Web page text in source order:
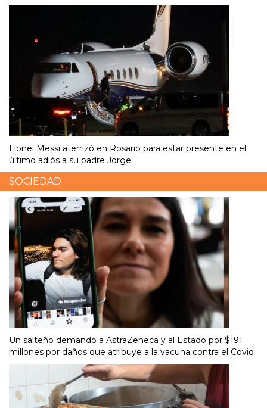
Lionel Messi aterrizó en Rosario para estar presente en el
último adiós a su padre Jorge
SOCIEDAD
Un salteño demandó a AstraZeneca y al Estado por $191
millones por daños que atribuye a la vacuna contra el Covid